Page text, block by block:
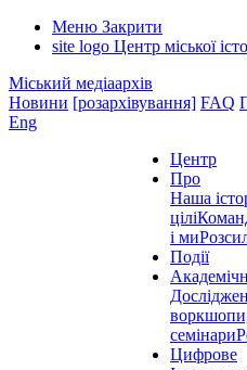
Меню Закрити
site logo Центр міської
Міський медіаархів
Новини [розархівування] FAQ
Eng
Центр
Про
Наша
цілі
і ми
Події
семінари
Цифрове